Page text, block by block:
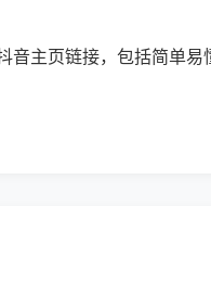
主页链接，包括简单易